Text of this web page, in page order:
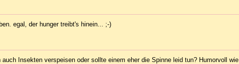
egal, der hunger treibt's hinein... ;-)
Insekten verspeisen oder sollte einem eher die Spinne leid tun? Humorvoll